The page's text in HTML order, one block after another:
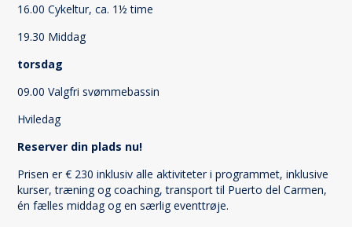
16.00 Cykeltur, ca. 1½ time
19.30 Middag
torsdag
09.00 Valgfri svømmebassin
Hviledag
Reserver din plads nu!
Prisen er € 230 inklusiv alle aktiviteter i programmet, inklusive
kurser, træning og coaching, transport til Puerto del Carmen,
én fælles middag og en særlig eventtrøje.